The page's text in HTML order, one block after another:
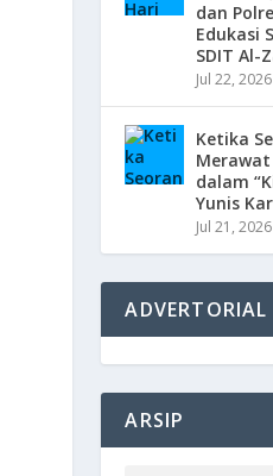
dan
Edukasi
SDIT Al-
Jul 22, 2026
Ketika
dalam
Yunis
Jul 21, 2026
ADVERTORIAL
ARSIP